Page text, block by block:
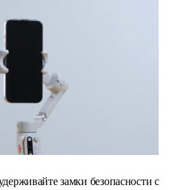
замки безопасности с